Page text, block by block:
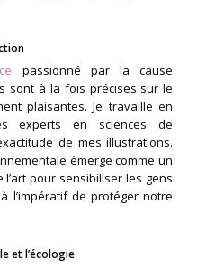
passionné par la cause
sont à la fois précises sur le
plaisantes. Je travaille en
experts en sciences de
de mes illustrations.
émerge comme un
pour sensibiliser les gens
l’impératif de protéger notre
et l’écologie